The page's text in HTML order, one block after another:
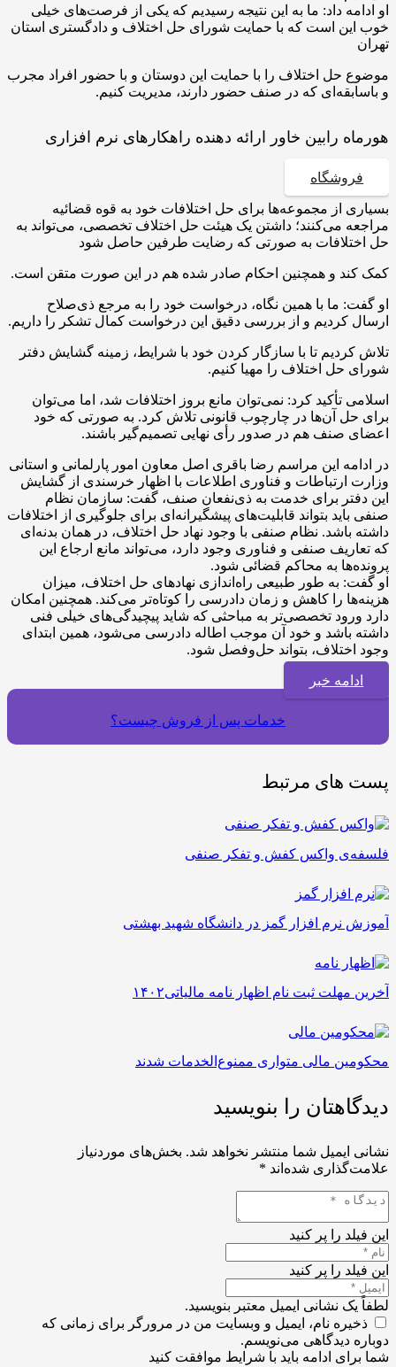
او ادامه داد: ما به این نتیجه رسیدیم که یکی از فرصت‌های خیلی
خوب این است که با حمایت شورای حل اختلاف و دادگستری استان
تهران
موضوع حل اختلاف را با حمایت این دوستان و با حضور افراد مجرب
و باسابقه‌ای که در صنف حضور دارند، مدیریت کنیم.
هورماه رابین خاور ارائه دهنده راهکارهای نرم افزاری
فروشگاه
بسیاری از مجموعه‌ها برای حل اختلافات خود به قوه قضائیه
مراجعه می‌کنند؛ داشتن یک هیئت حل اختلاف تخصصی، می‌تواند به
حل اختلافات به صورتی که رضایت طرفین حاصل شود
کمک کند و همچنین احکام صادر شده هم در این صورت متقن است.
او گفت: ما با همین نگاه، درخواست خود را به مرجع ذی‌صلاح
ارسال کردیم و از بررسی دقیق این درخواست کمال تشکر را داریم.
تلاش کردیم تا با سازگار کردن خود با شرایط، زمینه گشایش دفتر
شورای حل اختلاف را مهیا کنیم.
اسلامی تأکید کرد: نمی‌توان مانع بروز اختلافات شد، اما می‌توان
برای حل آن‌ها در چارچوب قانونی تلاش کرد. به صورتی که خود
اعضای صنف هم در صدور رأی نهایی تصمیم‌گیر باشند.
در ادامه این مراسم رضا باقری اصل معاون امور پارلمانی و استانی
وزارت ارتباطات و فناوری اطلاعات با اظهار خرسندی از گشایش
این دفتر برای خدمت به ذی‌نفعان صنف، گفت: سازمان نظام
صنفی باید بتواند قابلیت‌های پیشگیرانه‌ای برای جلوگیری از اختلافات
داشته باشد. نظام صنفی با وجود نهاد حل اختلاف، در همان بدنه‌ای
که تعاریف صنفی و فناوری وجود دارد، می‌تواند مانع ارجاع این
پرونده‌ها به محاکم قضائی شود.
او گفت: به طور طبیعی راه‌اندازی نهاد‌های حل اختلاف، میزان
هزینه‌ها را کاهش و زمان دادرسی را کوتاه‌تر می‌کند. همچنین امکان
دارد ورود تخصصی‌تر به مباحثی که شاید پیچیدگی‌های خیلی فنی
داشته باشد و خود آن موجب اطاله دادرسی می‌شود، همین ابتدای
وجود اختلاف، بتواند حل‌وفصل شود.
ادامه خبر
خدمات پس از فروش چیست؟
پست های مرتبط
فلسفه‌ی واکس کفش و تفکر صنفی
آموزش نرم افزار گمز در دانشگاه شهید بهشتی
آخرین مهلت ثبت نام اظهار نامه مالیاتی۱۴۰۲
محکومین مالی متواری ممنوع‌الخدمات‌ شدند
دیدگاهتان را بنویسید
نشانی ایمیل شما منتشر نخواهد شد. بخش‌های موردنیاز
علامت‌گذاری شده‌اند *
این فیلد را پر کنید
این فیلد را پر کنید
لطفاً یک نشانی ایمیل معتبر بنویسید.
ذخیره نام، ایمیل و وبسایت من در مرورگر برای زمانی که
دوباره دیدگاهی می‌نویسم.
شما برای ادامه باید با شرایط موافقت کنید